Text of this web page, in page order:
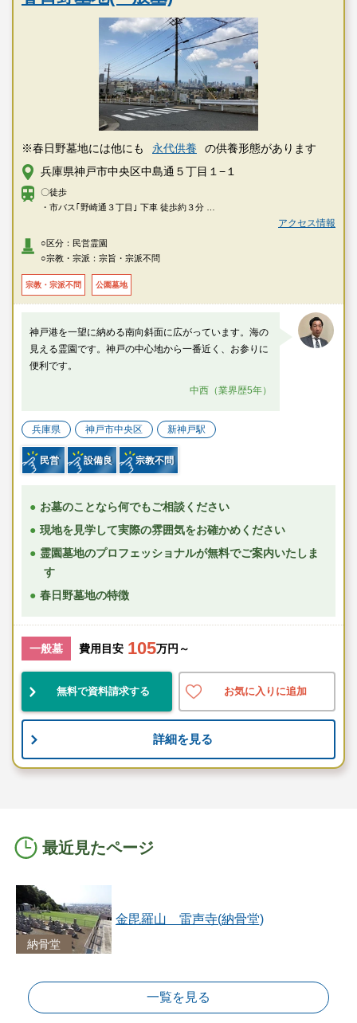
※春日野墓地には他にも 永代供養
の供養形態があります
兵庫県神戸市中央区中島通５丁目１−１
〇徒歩
・市バス｢野崎通３丁目｣ 下車 徒歩約３分
〇車
・阪神高速『生田川』を北へ。 布引の先を東へ。『労災病院前』を北へ
アクセス情報
○区分：民営霊園
○宗教・宗派：宗旨・宗派不問
宗教・宗派不問 公園墓地
神戸港を一望に納める南向斜面に広がっています。海の
見える霊園です。神戸の中心地から一番近く、お参りに
便利です。
中西（業界歴5年）
兵庫県 神戸市中央区 新神戸駅
民営 設備良 宗教不問
お墓のことなら何でもご相談ください
現地を見学して実際の雰囲気をお確かめください
霊園墓地のプロフェッショナルが無料でご案内いたしま
す
春日野墓地の特徴
一般墓 費用目安 105万円～
無料で資料請求する お気に入りに追加
詳細を見る
最近見たページ
納骨堂
金毘羅山 雷声寺(納骨堂)
一覧を見る